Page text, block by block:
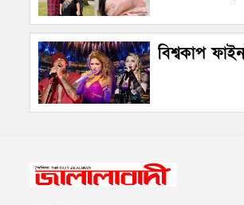
বিশ্বকাপ